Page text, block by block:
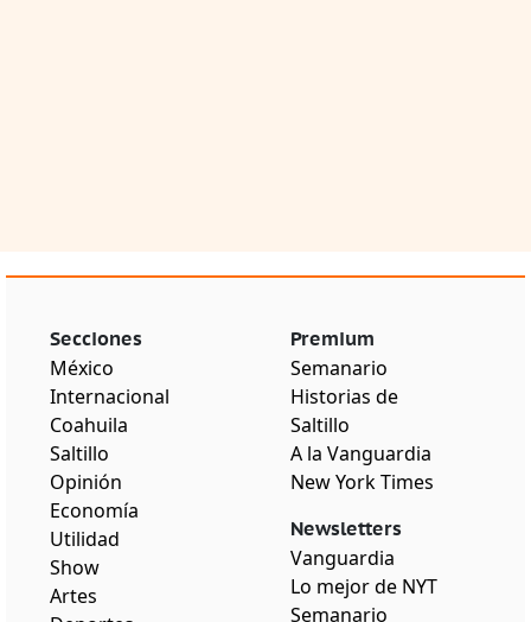
Secciones
México
Internacional
Coahuila
Saltillo
Opinión
Economía
Utilidad
Show
Artes
Premium
Semanario
Historias de
Saltillo
A la Vanguardia
New York Times
Newsletters
Vanguardia
Lo mejor de NYT
Semanario